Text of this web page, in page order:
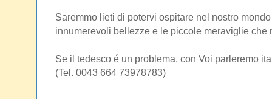
Saremmo lieti di potervi ospitare nel nostro
innumerevoli bellezze e le piccole meraviglie che
Se il tedesco é un problema, con Voi parleremo
(Tel. 0043 664 73978783)